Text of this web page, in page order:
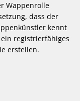
Wappenrolle
dass der
kennt
registrierfähiges
erstellen.